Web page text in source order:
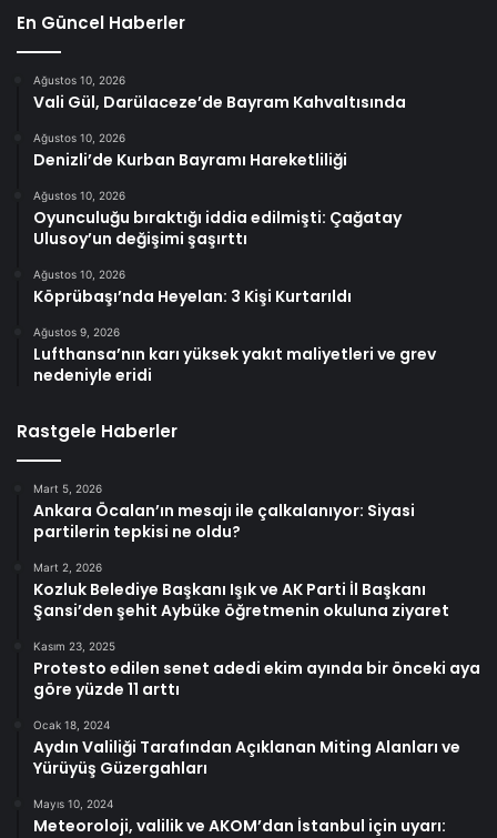
En Güncel Haberler
Ağustos 10, 2026
Vali Gül, Darülaceze’de Bayram Kahvaltısında
Ağustos 10, 2026
Denizli’de Kurban Bayramı Hareketliliği
Ağustos 10, 2026
Oyunculuğu bıraktığı iddia edilmişti: Çağatay
Ulusoy’un değişimi şaşırttı
Ağustos 10, 2026
Köprübaşı’nda Heyelan: 3 Kişi Kurtarıldı
Ağustos 9, 2026
Lufthansa’nın karı yüksek yakıt maliyetleri ve grev
nedeniyle eridi
Rastgele Haberler
Mart 5, 2026
Ankara Öcalan’ın mesajı ile çalkalanıyor: Siyasi
partilerin tepkisi ne oldu?
Mart 2, 2026
Kozluk Belediye Başkanı Işık ve AK Parti İl Başkanı
Şansi’den şehit Aybüke öğretmenin okuluna ziyaret
Kasım 23, 2025
Protesto edilen senet adedi ekim ayında bir önceki aya
göre yüzde 11 arttı
Ocak 18, 2024
Aydın Valiliği Tarafından Açıklanan Miting Alanları ve
Yürüyüş Güzergahları
Mayıs 10, 2024
Meteoroloji, valilik ve AKOM’dan İstanbul için uyarı: